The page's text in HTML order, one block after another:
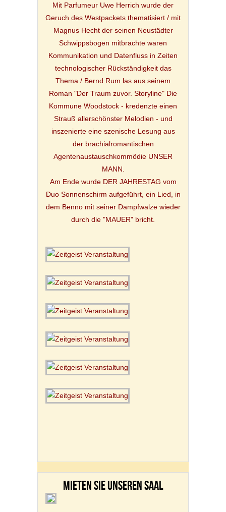
Mit Parfumeur Uwe Herrich wurde der
Geruch des Westpackets thematisiert / mit
Magnus Hecht der seinen Neustädter
Schwippsbogen mitbrachte waren
Kommunikation und Datenfluss in Zeiten
technologischer Rückständigkeit das
Thema / Bernd Rum las aus seinem
Roman "Der Traum zuvor. Storyline" Die
Kommune Woodstock - kredenzte einen
Strauß allerschönster Melodien - und
inszenierte eine szenische Lesung aus
der brachialromantischen
Agentenaustauschkommödie UNSER
MANN.
Am Ende wurde DER JAHRESTAG vom
Duo Sonnenschirm aufgeführt, ein Lied, in
dem Benno mit seiner Dampfwalze wieder
durch die "MAUER" bricht.
MIETEN SIE UNSEREN SAAL